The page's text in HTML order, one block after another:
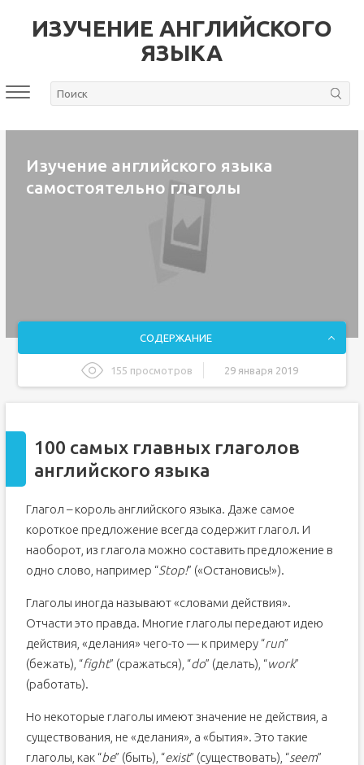
ИЗУЧЕНИЕ АНГЛИЙСКОГО
ЯЗЫКА
Изучение английского языка
самостоятельно глаголы
СОДЕРЖАНИЕ
155 просмотров 29 января 2019
С чего начать учить английский язык: пошаговое
руководство
1. Введение: Когда и как лучше начать учить английский
2. Общие советы о том, как лучше учить английский
язык с нуля
3. Руководство: Как начать учить английский с нуля
самостоятельно
1. Изучите правила чтения английского языка
5. Слушайте подкасты своего уровня
6. Смотрите новости на английском
8. Установите полезные приложения
9. Занимайтесь онлайн
100 самых главных глаголов
английского языка
Глагол – король английского языка. Даже самое
короткое предложение всегда содержит глагол. И
наоборот, из глагола можно составить предложение в
одно слово, например “Stop!” («Остановись!»).
Глаголы иногда называют «словами действия».
Отчасти это правда. Многие глаголы передают идею
действия, «делания» чего-то — к примеру “run”
(бежать), “fight” (сражаться), “do” (делать), “work”
(работать).
Но некоторые глаголы имеют значение не действия, а
существования, не «делания», а «бытия». Это такие
глаголы, как “be” (быть), “exist” (существовать), “seem”